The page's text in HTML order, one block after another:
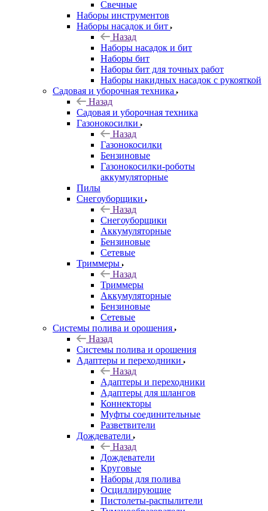
Свечные
Наборы инструментов
Наборы насадок и бит
Назад
Наборы насадок и бит
Наборы бит
Наборы бит для точных работ
Наборы накидных насадок с рукояткой
Садовая и уборочная техника
Назад
Садовая и уборочная техника
Газонокосилки
Назад
Газонокосилки
Бензиновые
Газонокосилки-роботы
аккумуляторные
Пилы
Снегоуборщики
Назад
Снегоуборщики
Аккумуляторные
Бензиновые
Сетевые
Триммеры
Назад
Триммеры
Аккумуляторные
Бензиновые
Сетевые
Системы полива и орошения
Назад
Системы полива и орошения
Адаптеры и переходники
Назад
Адаптеры и переходники
Адаптеры для шлангов
Коннекторы
Муфты соединительные
Разветвители
Дождеватели
Назад
Дождеватели
Круговые
Наборы для полива
Осциллирующие
Пистолеты-распылители